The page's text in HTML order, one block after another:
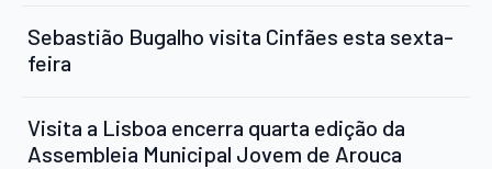
Sebastião Bugalho visita Cinfães esta sexta-
feira
Visita a Lisboa encerra quarta edição da
Assembleia Municipal Jovem de Arouca